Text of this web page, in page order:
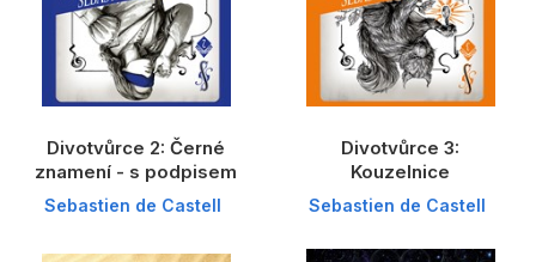
Divotvůrce 2: Černé
znamení - s podpisem
Sebastien de Castell
Divotvůrce 3:
Kouzelnice
Sebastien de Castell